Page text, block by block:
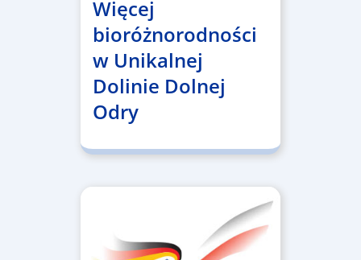
Więcej
bioróżnorodności
w Unikalnej
Dolinie Dolnej
Odry